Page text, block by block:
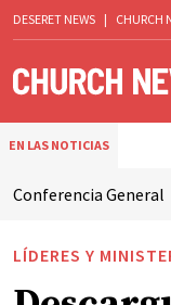
DESERET NEWS | CHURCH
EN LAS NOTICIAS
Conferencia General
LÍDERES Y